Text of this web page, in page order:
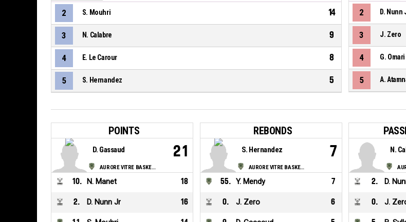
2 S. Mouhri 14
3 N. Calabre 9
4 E. Le Carour 8
5 S. Hernandez 5
2 D. Nunn
3 J. Zero
4 G. Omari
5 A.
POINTS
AURORE VITRE BASKET BRETAGNE
D. Gassaud 21
10. N. Manet 18
2. D. Nunn Jr 16
REBONDS
AURORE VITRE BASKET BRETAGNE
S. Hernandez 7
55. Y. Mendy 7
0. J. Zero 6
N.
2. D.
0. J.